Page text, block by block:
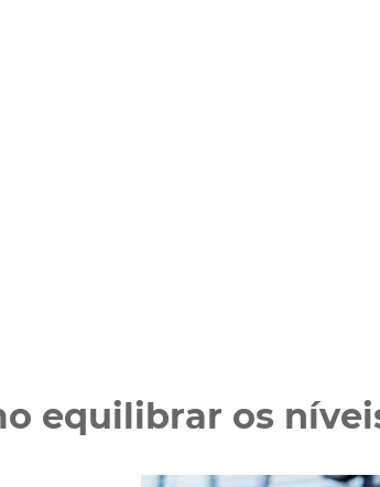
equilibrar os